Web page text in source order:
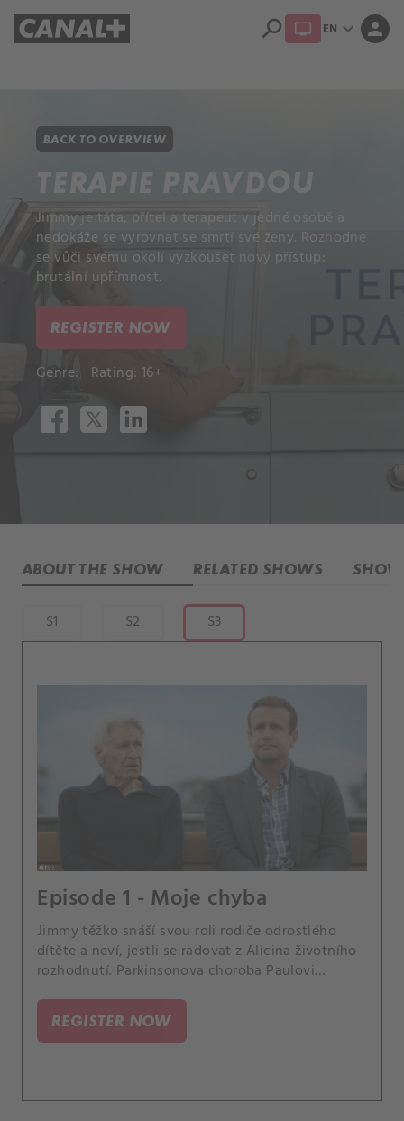
search EN expand_more person
BACK TO OVERVIEW
TERAPIE PRAVDOU
Jimmy je táta, přítel a terapeut v jedné osobě a
nedokáže se vyrovnat se smrtí své ženy. Rozhodne
se vůči svému okolí vyzkoušet nový přístup:
brutální upřímnost.
REGISTER NOW
Genre: Rating: 16+
ABOUT THE SHOW RELATED SHOWS
S1 S2 S3
Episode 1 - Moje chyba
Jimmy těžko snáší svou roli rodiče odrostlého
dítěte a neví, jestli se radovat z Alicina životního
rozhodnutí. Parkinsonova choroba Paulovi
REGISTER NOW